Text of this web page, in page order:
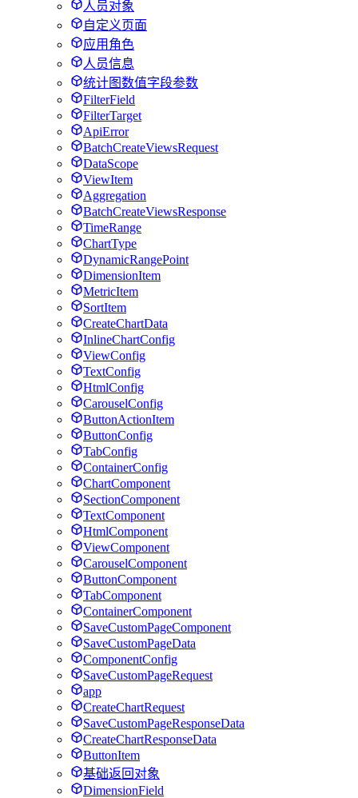
人员对象
自定义页面
应用角色
人员信息
统计图数值字段参数
FilterField
FilterTarget
ApiError
BatchCreateViewsRequest
DataScope
ViewItem
Aggregation
BatchCreateViewsResponse
TimeRange
ChartType
DynamicRangePoint
DimensionItem
MetricItem
SortItem
CreateChartData
InlineChartConfig
ViewConfig
TextConfig
HtmlConfig
CarouselConfig
ButtonActionItem
ButtonConfig
TabConfig
ContainerConfig
ChartComponent
SectionComponent
TextComponent
HtmlComponent
ViewComponent
CarouselComponent
ButtonComponent
TabComponent
ContainerComponent
SaveCustomPageComponent
SaveCustomPageData
ComponentConfig
SaveCustomPageRequest
app
CreateChartRequest
SaveCustomPageResponseData
CreateChartResponseData
ButtonItem
基础返回对象
DimensionField